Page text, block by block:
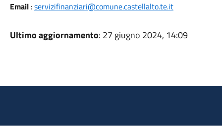
Email:servizifinanziari@comune.castellalto.te.it
Ultimo aggiornamento: 27 giugno 2024, 14:09